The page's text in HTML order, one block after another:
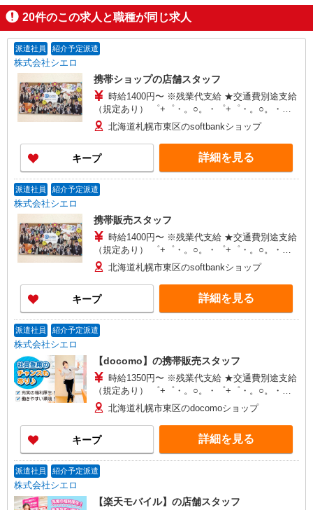
20件のこの求人と職種が同じ求人
派遣社員 紹介予定派遣
株式会社シエロ
携帯ショップの店舗スタッフ
時給1400円〜 ※残業代支給 ★交通費別途支給
（規定あり） ゜+゜・。○。・゜+゜・。○。・゜
+゜ 入社祝い金10万円支給(規定有) お友達を紹介
頂くと, インセンティブ支給(規定有) ★月2回払
い・週払い可能（規程有）★ ゜・。○。・゜
+゜・。○。・゜+゜
北海道札幌市東区のsoftbankショップ
キープ 詳細を見る
派遣社員 紹介予定派遣
株式会社シエロ
携帯販売スタッフ
時給1400円〜 ※残業代支給 ★交通費別途支給
（規定あり） ゜+゜・。○。・゜+゜・。○。・゜
+゜ 入社祝い金10万円支給(規定有) お友達を紹介
頂くと, インセンティブ支給(規定有) ★月2回払
い・週払い可能（規程有）★ ゜・。○。・゜
+゜・。○。・゜+゜
北海道札幌市東区のsoftbankショップ
キープ 詳細を見る
派遣社員 紹介予定派遣
株式会社シエロ
【docomo】の携帯販売スタッフ
時給1350円〜 ※残業代支給 ★交通費別途支給
（規定あり） ゜+゜・。○。・゜+゜・。○。・゜
+゜ 入社祝い金10万円支給(規定有) お友達を紹介
頂くと, インセンティブ支給(規定有) ★月2回払
い・週払い可能（規程有）★ ゜・。○。・゜
+゜・。○。・゜+゜
北海道札幌市東区のdocomoショップ
キープ 詳細を見る
派遣社員 紹介予定派遣
株式会社シエロ
【楽天モバイル】の店舗スタッフ